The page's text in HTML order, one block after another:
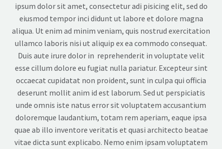
ipsum dolor sit amet, consectetur adi pisicing elit, sed do
eiusmod tempor inci didunt ut labore et dolore magna
aliqua. Ut enim ad minim veniam, quis nostrud exercitation
ullamco laboris nisi ut aliquip ex ea commodo consequat.
Duis aute irure dolor in reprehenderit in voluptate velit
esse cillum dolore eu fugiat nulla pariatur. Excepteur sint
occaecat cupidatat non proident, sunt in culpa qui officia
deserunt mollit anim id est laborum. Sed ut perspiciatis
unde omnis iste natus error sit voluptatem accusantium
doloremque laudantium, totam rem aperiam, eaque ipsa
quae ab illo inventore veritatis et quasi architecto beatae
vitae dicta sunt explicabo. Nemo enim ipsam voluptatem